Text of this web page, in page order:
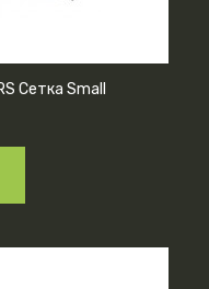
Сетка Small